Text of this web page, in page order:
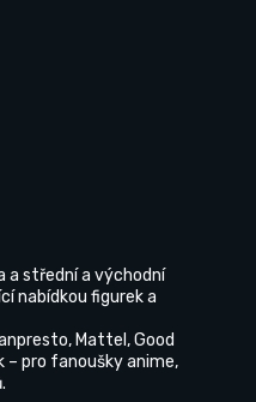
a střední a východní
nabídkou figurek a
Mattel, Good
– pro fanoušky anime,